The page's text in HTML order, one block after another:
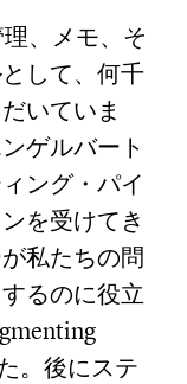
、メモ、そ
して、何千
いていま
ゲルバート
ング・パイ
を受けてき
私たちの問
るのに役立
。後にステ